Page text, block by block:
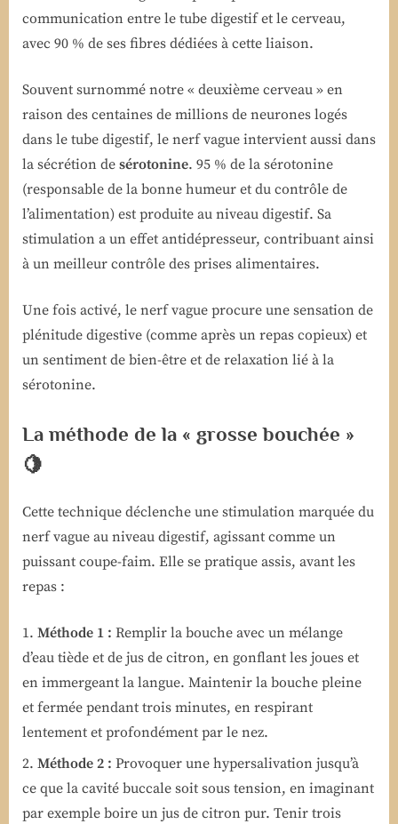
communication entre le tube digestif et le cerveau,
avec 90 % de ses fibres dédiées à cette liaison.
Souvent surnommé notre « deuxième cerveau » en
raison des centaines de millions de neurones logés
dans le tube digestif, le nerf vague intervient aussi dans
la sécrétion de sérotonine. 95 % de la sérotonine
(responsable de la bonne humeur et du contrôle de
l’alimentation) est produite au niveau digestif. Sa
stimulation a un effet antidépresseur, contribuant ainsi
à un meilleur contrôle des prises alimentaires.
Une fois activé, le nerf vague procure une sensation de
plénitude digestive (comme après un repas copieux) et
un sentiment de bien-être et de relaxation lié à la
sérotonine.
La méthode de la « grosse bouchée »
🍋
Cette technique déclenche une stimulation marquée du
nerf vague au niveau digestif, agissant comme un
puissant coupe-faim. Elle se pratique assis, avant les
repas :
Méthode 1 : Remplir la bouche avec un mélange
d’eau tiède et de jus de citron, en gonflant les joues et
en immergeant la langue. Maintenir la bouche pleine
et fermée pendant trois minutes, en respirant
lentement et profondément par le nez.
Méthode 2 : Provoquer une hypersalivation jusqu’à
ce que la cavité buccale soit sous tension, en imaginant
par exemple boire un jus de citron pur. Tenir trois